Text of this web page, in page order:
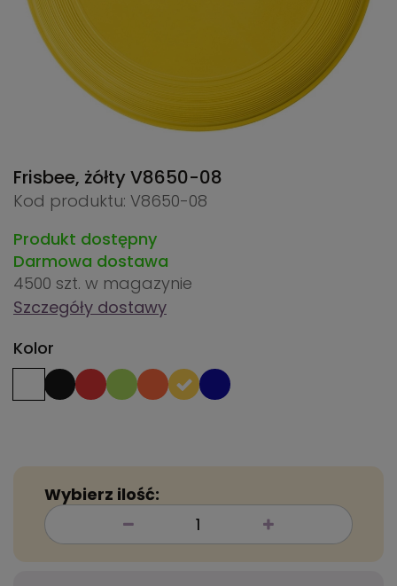
Frisbee, żółtyV8650-08
Kod produktu: V8650-08
Produkt dostępny
Darmowa dostawa
4500 szt. w magazynie
Szczegóły dostawy
Kolor
Wybierz ilość: